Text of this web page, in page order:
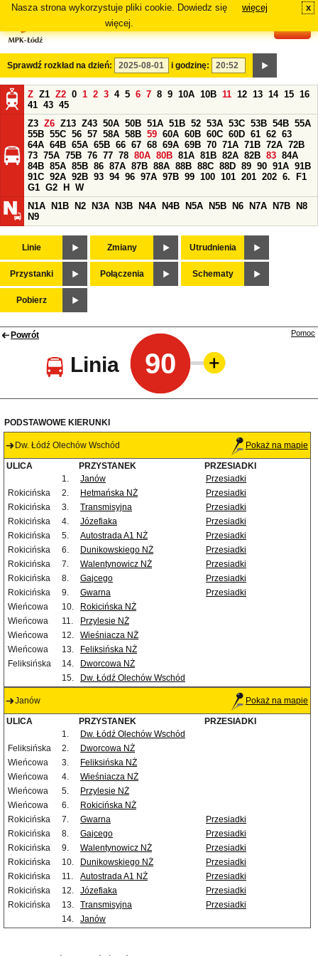
Nasza strona wykorzystuje pliki cookie. Dowiedz się
więcej.
więcej x
Sprawdź rozkład na dzień: i godzinę:
Z Z1 Z2 0 1 2 3 4 5 6 7 8 9 10A 10B 11 12 13 14 15 16
41 43 45
Z3 Z6 Z13 Z43 50A 50B 51A 51B 52 53A 53C 53B 54B 55A
55B 55C 56 57 58A 58B 59 60A 60B 60C 60D 61 62 63
64A 64B 65A 65B 66 67 68 69A 69B 70 71A 71B 72A 72B
73 75A 75B 76 77 78 80A 80B 81A 81B 82A 82B 83 84A
84B 85A 85B 86 87A 87B 88A 88B 88C 88D 89 90 91A 91B
91C 92A 92B 93 94 96 97A 97B 99 100 101 201 202 6.
F1
G1 G2 H
W
N1A
N1B N2 N3A N3B N4A N4B N5A N5B N6 N7A N7B
N8
N9
Linie Zmiany Utrudnienia
Przystanki Połączenia Schematy
Pobierz
Powrót
Linia 90
Pomoc
PODSTAWOWE KIERUNKI
Dw. Łódź Olechów Wschód Pokaż na mapie
ULICA PRZYSTANEK
PRZESIADKI
1.
Janów
Przesiadki
Rokicińska
2. Hetmańska NŻ
Przesiadki
Rokicińska
3. Transmisyjna
Przesiadki
Rokicińska
4. Józefiaka
Przesiadki
Rokicińska
5. Autostrada A1 NŻ
Przesiadki
Rokicińska
6. Dunikowskiego NŻ
Przesiadki
Rokicińska
7. Walentynowicz NŻ
Przesiadki
Rokicińska
8. Gajcego
Przesiadki
Rokicińska
9. Gwarna
Przesiadki
Wieńcowa
10.
Rokicińska NŻ
Wieńcowa
11.
Przylesie NŻ
Wieńcowa
12.
Wieśniacza NŻ
Wieńcowa
13.
Feliksińska NŻ
Feliksińska
14.
Dworcowa NŻ
15.
Dw. Łódź Olechów Wschód
Janów Pokaż na mapie
ULICA PRZYSTANEK
PRZESIADKI
1.
Dw. Łódź Olechów Wschód
Feliksińska
2.
Dworcowa NŻ
Wieńcowa
3.
Feliksińska NŻ
Wieńcowa
4.
Wieśniacza NŻ
Wieńcowa
5.
Przylesie NŻ
Wieńcowa
6.
Rokicińska NŻ
Rokicińska
7. Gwarna
Przesiadki
Rokicińska
8. Gajcego
Przesiadki
Rokicińska
9. Walentynowicz NŻ
Przesiadki
Rokicińska
10. Dunikowskiego NŻ
Przesiadki
Rokicińska
11. Autostrada A1 NŻ
Przesiadki
Rokicińska
12. Józefiaka
Przesiadki
Rokicińska
13. Transmisyjna
Przesiadki
14.
Janów